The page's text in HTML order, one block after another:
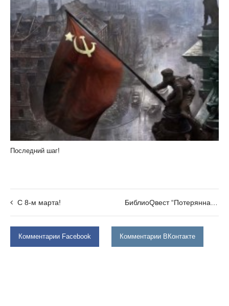
Последний шаг!
С 8-м марта!
Комментарии Facebook Комментарии ВКонтакте